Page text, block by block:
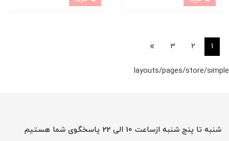
1
2
3
layouts/pages/store/simple
شنبه تا پنج شنبه ازساعت 10 الی 22 پاسخگوی شما هستیم